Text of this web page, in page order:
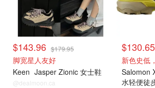
$143.96 $179.95
脚宽星人友好
Keen Jasper Zionic 女士鞋
@dealmoon.ca
$130.65
新色史低
Salomon
水轻便徒